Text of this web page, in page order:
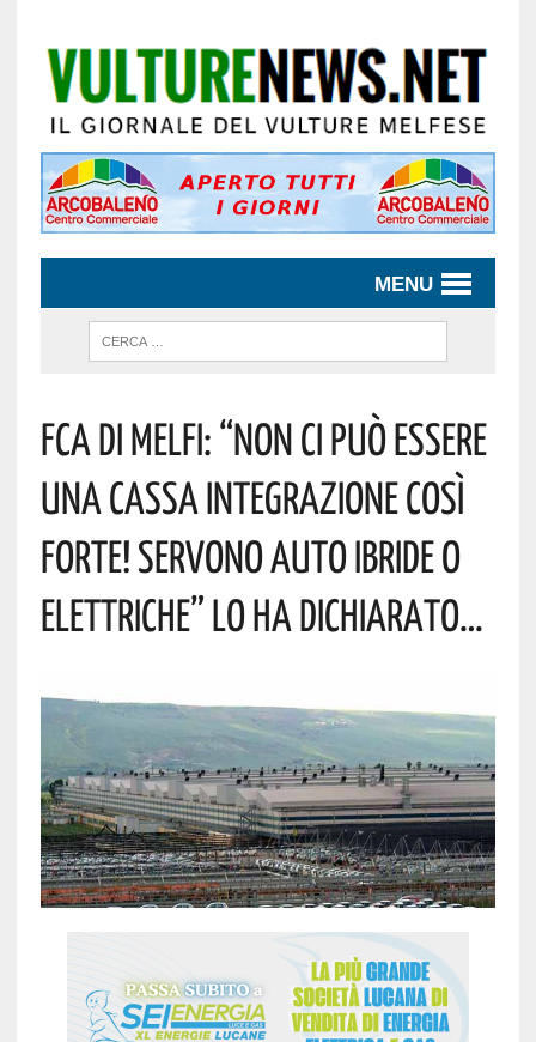
MENU
FCA DI MELFI: “NON CI PUÒ ESSERE
UNA CASSA INTEGRAZIONE COSÌ
FORTE! SERVONO AUTO IBRIDE O
ELETTRICHE” LO HA DICHIARATO…